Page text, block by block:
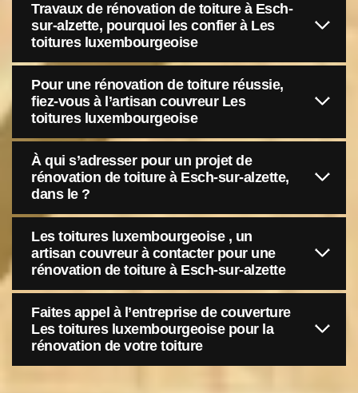
Travaux de rénovation de toiture à Esch-
sur-alzette, pourquoi les confier à Les
toitures luxembourgeoise
Pour une rénovation de toiture réussie,
fiez-vous à l’artisan couvreur Les
toitures luxembourgeoise
À qui s’adresser pour un projet de
rénovation de toiture à Esch-sur-alzette,
dans le ?
Les toitures luxembourgeoise , un
artisan couvreur à contacter pour une
rénovation de toiture à Esch-sur-alzette
Faites appel à l’entreprise de couverture
Les toitures luxembourgeoise pour la
rénovation de votre toiture